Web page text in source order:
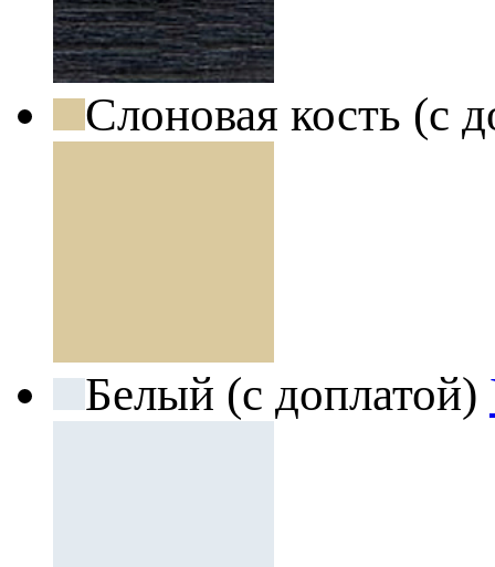
Слоновая кость (с
Белый (с доплатой)